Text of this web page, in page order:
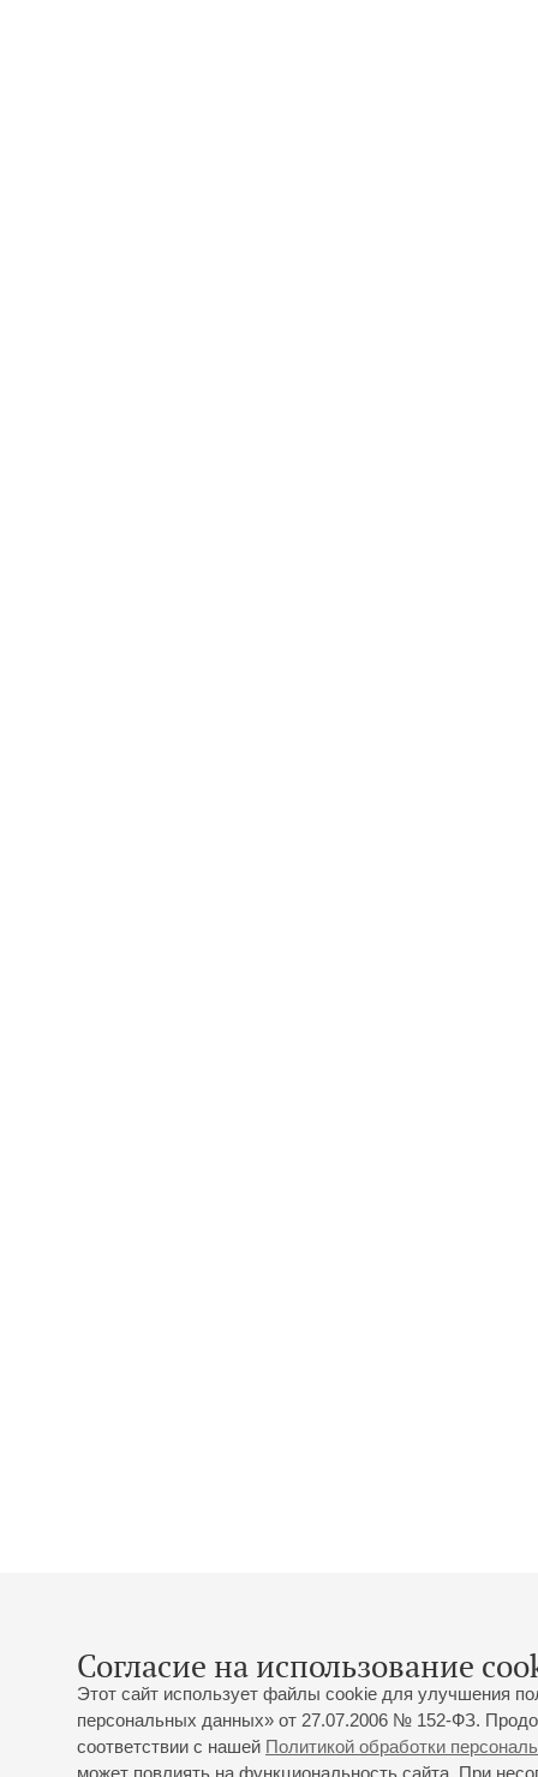
Согласие на использование
Этот сайт использует файлы cookie для улучшения
персональных данных» от 27.07.2006 № 152-ФЗ.
соответствии с нашей Политикой обработки
может повлиять на функциональность сайта. При